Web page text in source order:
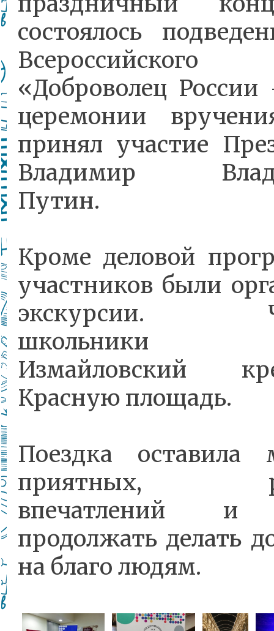
состоялось
Всероссийского
«Доброволец
церемонии
принял участие
Владимир
Путин.
Кроме деловой
участников были
экскурсии.
школьники
Измайловский
Красную площадь.
Поездка оставила
приятных,
впечатлений и
продолжать делать
на благо людям.